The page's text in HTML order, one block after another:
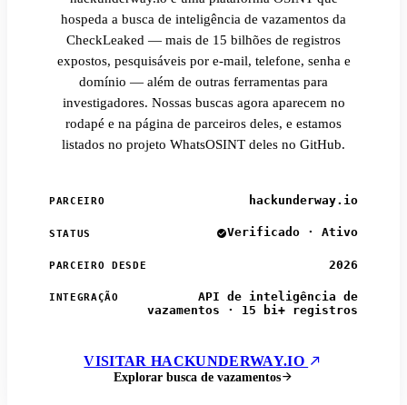
hospeda a busca de inteligência de vazamentos da
CheckLeaked — mais de 15 bilhões de registros
expostos, pesquisáveis por e-mail, telefone, senha e
domínio — além de outras ferramentas para
investigadores. Nossas buscas agora aparecem no
rodapé e na página de parceiros deles, e estamos
listados no projeto WhatsOSINT deles no GitHub.
PARCEIRO hackunderway.io
STATUS Verificado · Ativo
PARCEIRO DESDE 2026
INTEGRAÇÃO
API de inteligência de
vazamentos · 15 bi+ registros
VISITAR HACKUNDERWAY.IO
Explorar busca de vazamentos